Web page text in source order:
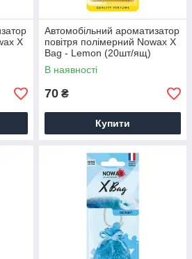
X
Автомобільний ароматизатор
повітря полімерний Nowax X
Bag - Lemon (20шт/ящ)
В наявності
70 ₴
Купити